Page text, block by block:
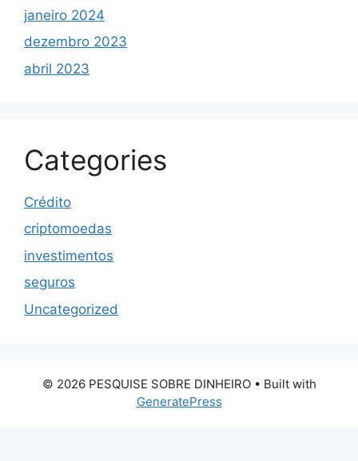
janeiro 2024
dezembro 2023
abril 2023
Categories
Crédito
criptomoedas
investimentos
seguros
Uncategorized
© 2026 PESQUISE SOBRE DINHEIRO• Built with
GeneratePress